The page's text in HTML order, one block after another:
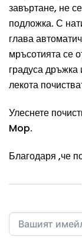
завъртане, не
подложка. С
глава
мръсотията се
градуса дръжка
лекота
Улеснете
Mop.
Благодаря ,че